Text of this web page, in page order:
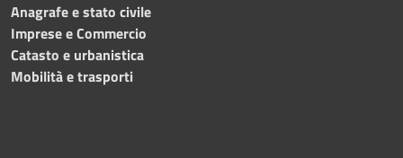
Anagrafe e stato civile
Imprese e Commercio
Catasto e urbanistica
Mobilità e trasporti